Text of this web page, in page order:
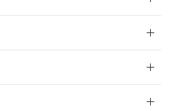
さい。
用者とは、
質）の非含有証明書
書（当社基準）
時点で非含有を証明す
って非含有を証明する
。
フタル酸エステル類４